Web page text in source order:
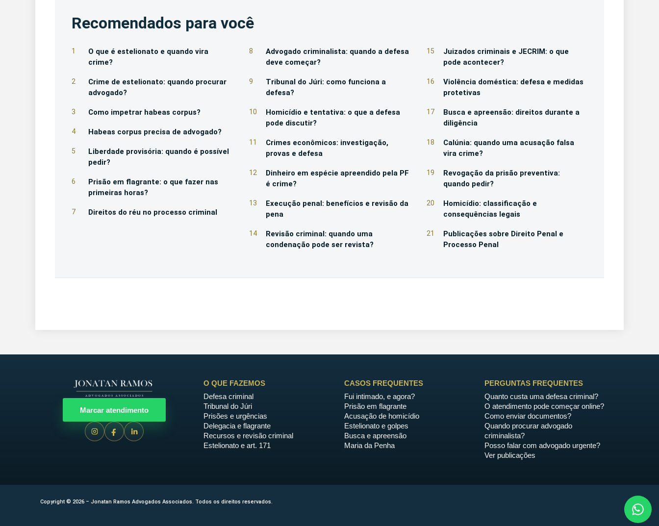
Recomendados para você
1
O que é estelionato e quando vira
crime?
2
Crime de estelionato: quando procurar
advogado?
3 Como impetrar habeas corpus?
4 Habeas corpus precisa de advogado?
5
Liberdade provisória: quando é possível
pedir?
6
Prisão em flagrante: o que fazer nas
primeiras horas?
7 Direitos do réu no processo criminal
8
Advogado criminalista: quando a defesa
deve começar?
9
Tribunal do Júri: como funciona a
defesa?
10
Homicídio e tentativa: o que a defesa
pode discutir?
11
Crimes econômicos: investigação,
provas e defesa
12
Dinheiro em espécie apreendido pela PF
é crime?
13
Execução penal: benefícios e revisão da
pena
14
Revisão criminal: quando uma
condenação pode ser revista?
15
Juizados criminais e JECRIM: o que
pode acontecer?
16
Violência doméstica: defesa e medidas
protetivas
17
Busca e apreensão: direitos durante a
diligência
18
Calúnia: quando uma acusação falsa
vira crime?
19
Revogação da prisão preventiva:
quando pedir?
20
Homicídio: classificação e
consequências legais
21
Publicações sobre Direito Penal e
Processo Penal
Marcar atendimento
O QUE FAZEMOS
Defesa criminal
Tribunal do Júri
Prisões e urgências
Delegacia e flagrante
Recursos e revisão criminal
Estelionato e art. 171
CASOS FREQUENTES
Fui intimado, e agora?
Prisão em flagrante
Acusação de homicídio
Estelionato e golpes
Busca e apreensão
Maria da Penha
PERGUNTAS FREQUENTES
Quanto custa uma defesa criminal?
O atendimento pode começar online?
Como enviar documentos?
Quando procurar advogado
criminalista?
Posso falar com advogado urgente?
Ver publicações
Copyright © 2026 – Jonatan Ramos Advogados Associados. Todos os direitos reservados.